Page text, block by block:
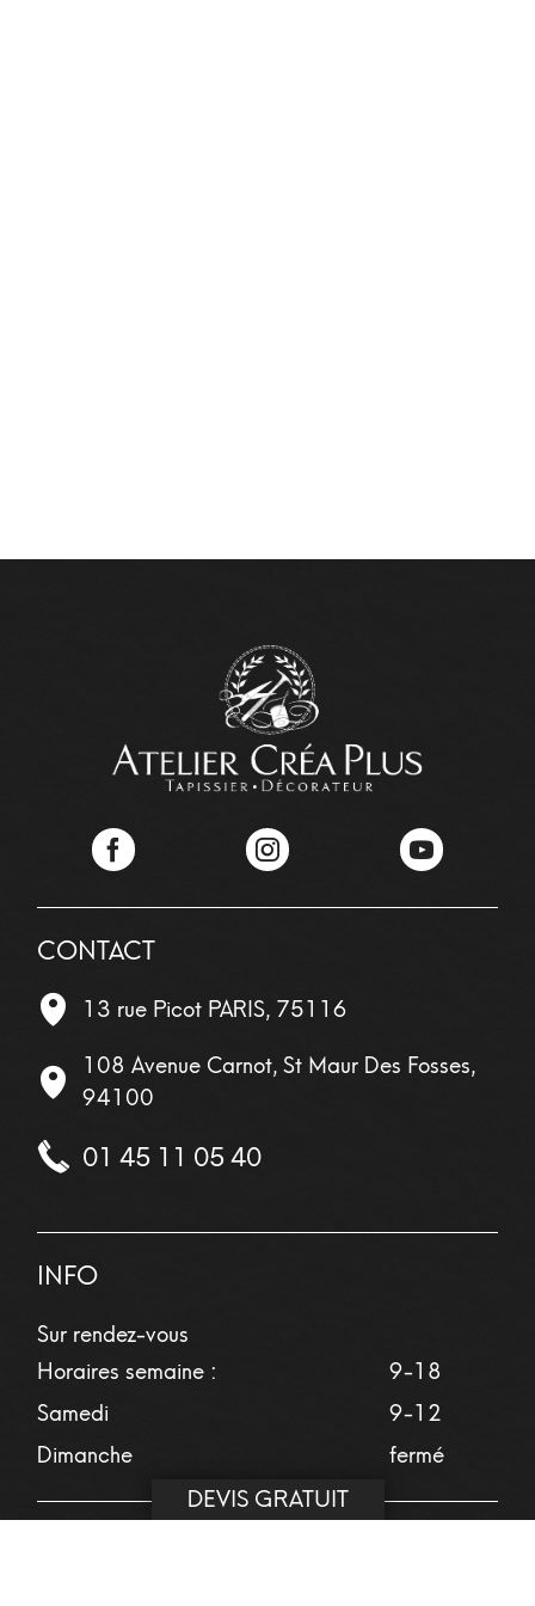
YouTube
CONTACT
13 rue Picot PARIS, 75116
108 Avenue Carnot, St Maur Des Fosses,
94100
01 45 11 05 40
INFO
Sur rendez-vous
Horaires semaine :
9-18
Samedi
9-12
Dimanche
fermé
DEVIS GRATUIT